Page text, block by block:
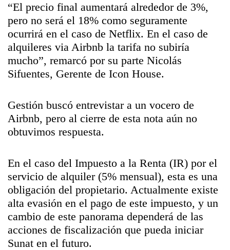
“El precio final aumentará alrededor de 3%,
pero no será el 18% como seguramente
ocurrirá en el caso de Netflix. En el caso de
alquileres via Airbnb la tarifa no subiría
mucho”, remarcó por su parte Nicolás
Sifuentes, Gerente de Icon House.
Gestión buscó entrevistar a un vocero de
Airbnb, pero al cierre de esta nota aún no
obtuvimos respuesta.
En el caso del Impuesto a la Renta (IR) por el
servicio de alquiler (5% mensual), esta es una
obligación del propietario. Actualmente existe
alta evasión en el pago de este impuesto, y un
cambio de este panorama dependerá de las
acciones de fiscalización que pueda iniciar
Sunat en el futuro.